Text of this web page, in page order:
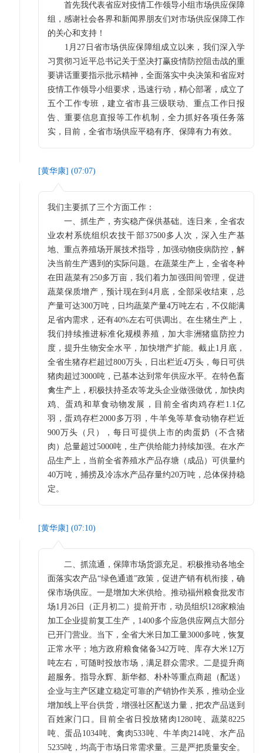
首先我代表省应对疫情工作领导小组市场供应保障
组，感谢社会各界和新闻界朋友们对市场供应保障工作
的关心和支持！
1月27日省市场供应保障组成立以来，我们深入学
习贯彻习近平总书记关于坚决打赢疫情防控阻击战的重
要讲话重要指示批示精神，全面落实中央决策和省应对
疫情工作领导小组要求，迅速行动，精心部署，成立了
五个工作专班，建立省市县三级联动、重点工作日报
告、重要信息直报等工作机制，全力抓好各项任务落
实，目前，全省市场供应平稳有序、保障有力有效。
[黄华康] (07:07)
我们主要抓了三个方面工作：
一、抓生产，夯实稳产保供基础。连日来，全省农
业农村系统组织农技干部37500多人次，深入生产基
地、重点养殖场开展技术指导，加强动物疫病防控，解
决当前生产遇到的实际问题。在蔬菜生产上，全省冬种
在田蔬菜有250多万亩，我们着力加强田间管理，促进
蔬菜保质增产，预计现在到4月底，全部采收结束，总
产量可达300万吨，日均蔬菜产量4万吨左右，不仅能满
足省内需求，还有40%左右可供调出。在生猪生产上，
我们持续推进标准化规模养殖，加大非洲猪瘟防控力
度，提升生物安全水平，加快增产扩能。截止1月底，
全省生猪存栏超过800万头，日出栏近4万头，每日可供
猪肉超过3000吨，已基本达到常年供应水平。在特色畜
禽生产上，积极扶持圣农等龙头企业做强做优，加快肉
鸡、蛋鸡和草食动物发展，目前全省肉鸡存栏1.1亿
羽，蛋鸡存栏2000多万羽，牛羊兔等草食动物存栏近
900万头（只），每日可提供上市的肉蛋奶（不含猪
肉）总量超过5000吨，生产供给能力持续加强。在水产
品生产上，当前全省养殖水产品存塘（成品）可供量约
40万吨，捕捞及冷冻水产品存量约20万吨，总体保持稳
定。
[黄华康] (07:10)
二、抓流通，保障市场货源充足。积极推动各地全
面落实农产品“绿色通道”政策，促进产销有机衔接，确
保市场供应。一是增加大米供给。推动福州粮食批发市
场1月26日（正月初二）提前开市，动员组织128家粮油
加工企业提前复工生产，1400多个应急供应网点大部分
已开门营业。当下，全省大米日加工量3000多吨，恢复
正常水平；地方政府粮食储备342万吨、库存大米12万
吨左右，可随时投放市场，满足群众需求。二是提升商
超服务。指导永辉、新华都、朴朴等重点商超（配送）
企业与主产区建立稳定可靠的产销协作关系，推动企业
增加线上平台供货，增强社区配送力量，把农产品送到
百姓家门口。目前全省日投放猪肉1280吨、蔬菜8225
吨、蛋品1034吨、禽肉533吨、牛羊肉214吨、水产品
5235吨，均高于市场日常需求量。三是严把质量安全。